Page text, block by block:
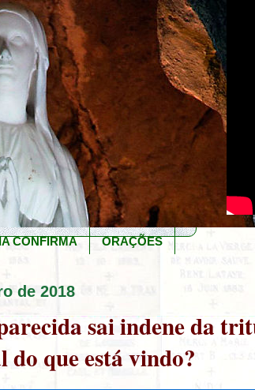
CONFIRMA
ORAÇÕES
de 2018
sai indene da
do que está vindo?